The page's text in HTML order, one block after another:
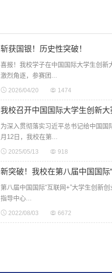
斩获国银！历史性突破！
喜报！我校学子在中国国际大学生创新
激烈角逐，参赛团...
2026/04/20 1474
我校召开中国国际大学生创新
为深入贯彻落实习近平总书记给中国
月12日，我校在第...
2025/05/13 918
新突破！我校在第八届中国国际
第八届中国国际“互联网+”大学生创新
指导中心...
2022/08/03 6672